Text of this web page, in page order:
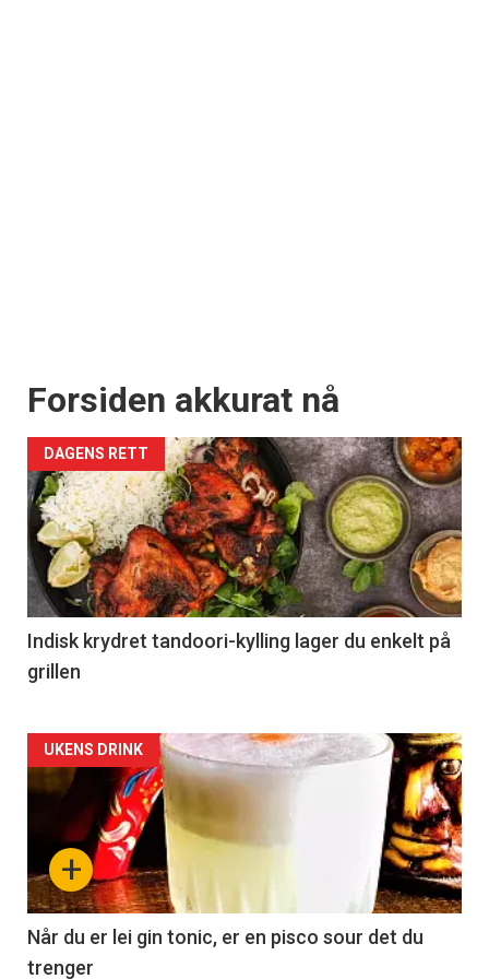
Forsiden akkurat nå
DAGENS RETT
Indisk krydret tandoori-kylling lager du enkelt på
grillen
Forsiden
akkurat
nå
-
2
+
UKENS DRINK
Når du er lei gin tonic, er en pisco sour det du
trenger